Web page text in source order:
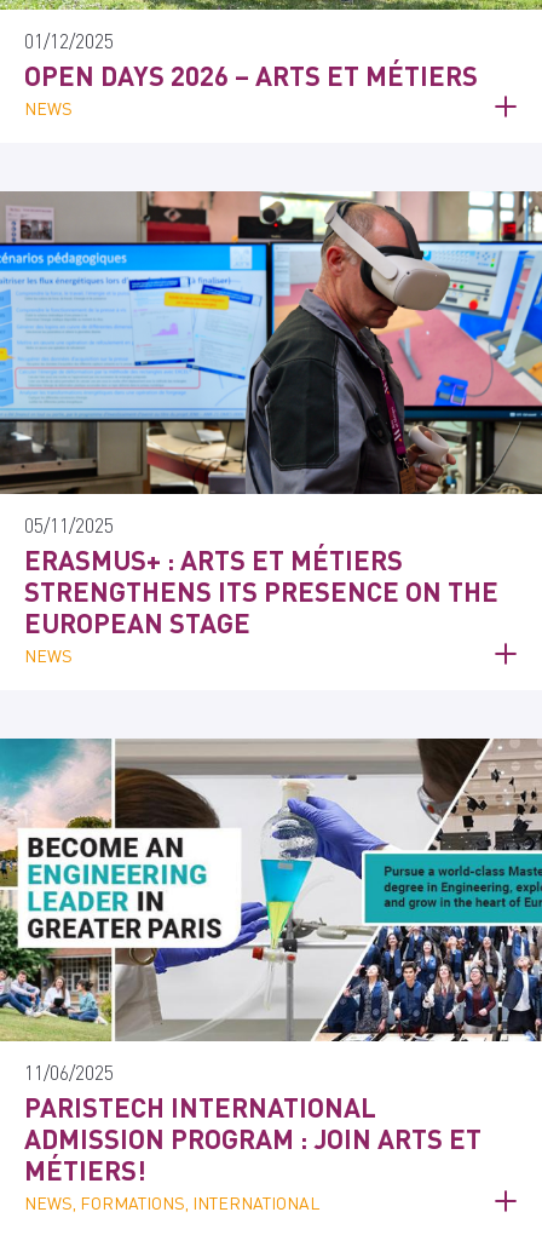
01/12/2025
OPEN DAYS 2026 – ARTS ET MÉTIERS
NEWS
05/11/2025
ERASMUS+ : ARTS ET MÉTIERS
STRENGTHENS ITS PRESENCE ON THE
EUROPEAN STAGE
NEWS
11/06/2025
PARISTECH INTERNATIONAL
ADMISSION PROGRAM : JOIN ARTS ET
MÉTIERS!
NEWS, FORMATIONS, INTERNATIONAL